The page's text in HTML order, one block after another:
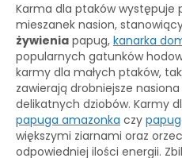
Karma dla ptaków występuje
mieszanek nasion,
żywienia papug, kanarka
popularnych gatunków
karmy dla małych ptaków,
zawierają drobniejsze
delikatnych dziobów. Karmy
papuga amazonka czy
większymi ziarnami oraz
odpowiedniej ilości energii.